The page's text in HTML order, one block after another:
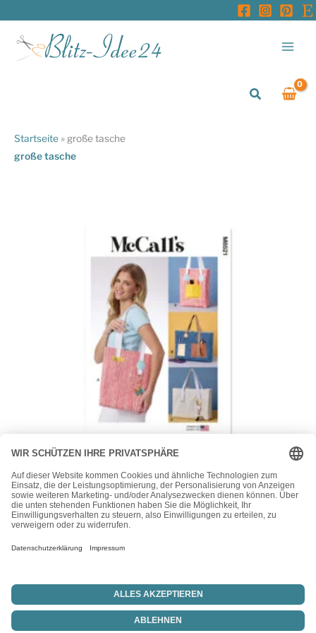
springen
Suchen
Startseite » große tasche
große tasche
McCall's
McCalls Schnittmuster M8521 – Taschenmodelle, Shopper
15,50€
Vertrag widerrufen